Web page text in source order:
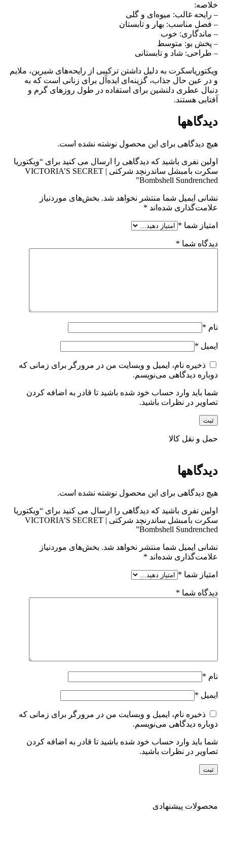
خلاصه:
– رایحه غالب: میوه‌ای و گلی
– فصل مناسب: بهار و تابستان
– ماندگاری: خوب
– پخش بو: متوسط
– طراحی: شاد و تابستانی
ویکتوریاسکرت به دلیل داشتن ترکیبی از رایحه‌های شیرین، ملایم
و در عین حال جذاب، گزینه‌ای ایده‌آل برای زنانی است که به
دنبال عطری دلنشین برای استفاده در طول روزهای گرم و
آفتابی هستند.
دیدگاهها
هیچ دیدگاهی برای این محصول نوشته نشده است.
اولین نفری باشید که دیدگاهی را ارسال می کنید برای “ویکتوریا
سکرت بامبشل ساندرنچد شرکتی | VICTORIA’S SECRET
Bombshell Sundrenched”
نشانی ایمیل شما منتشر نخواهد شد. بخش‌های موردنیاز
علامت‌گذاری شده‌اند *
امتیاز شما *
دیدگاه شما *
نام *
ایمیل *
ذخیره نام، ایمیل و وبسایت من در مرورگر برای زمانی که
دوباره دیدگاهی می‌نویسم.
شما باید وارد حساب خود شده باشید تا قادر به اضافه کردن
تصاویر در نظرات باشید.
حمل و نقل کالا
دیدگاهها
هیچ دیدگاهی برای این محصول نوشته نشده است.
اولین نفری باشید که دیدگاهی را ارسال می کنید برای “ویکتوریا
سکرت بامبشل ساندرنچد شرکتی | VICTORIA’S SECRET
Bombshell Sundrenched”
نشانی ایمیل شما منتشر نخواهد شد. بخش‌های موردنیاز
علامت‌گذاری شده‌اند *
امتیاز شما *
دیدگاه شما *
نام *
ایمیل *
ذخیره نام، ایمیل و وبسایت من در مرورگر برای زمانی که
دوباره دیدگاهی می‌نویسم.
شما باید وارد حساب خود شده باشید تا قادر به اضافه کردن
تصاویر در نظرات باشید.
محصولات پیشنهادی